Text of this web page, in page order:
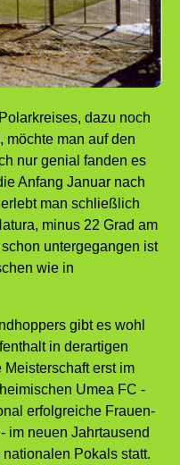
dazu noch
möchte man auf den
nur genial fanden es
Anfang Januar nach
man schließlich
minus 22 Grad am
untergegangen ist
wie in
gibt es wohl
in derartigen
erst im
Umea FC -
erfolgreiche Frauen-
im neuen Jahrtausend
Pokals statt.